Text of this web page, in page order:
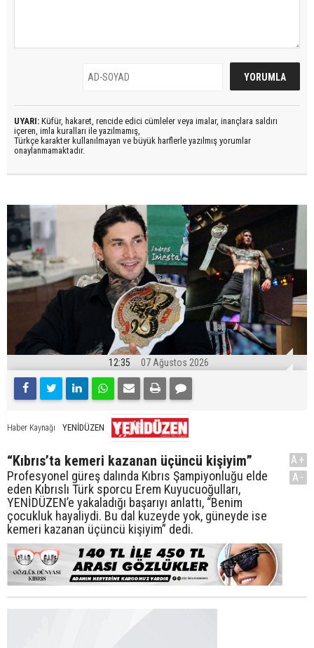
UYARI: Küfür, hakaret, rencide edici cümleler veya imalar, inançlara saldırı
içeren, imla kuralları ile yazılmamış,
Türkçe karakter kullanılmayan ve büyük harflerle yazılmış yorumlar
onaylanmamaktadır.
12:35 07 Ağustos 2026
Haber Kaynağı YENİDÜZEN
“Kıbrıs’ta kemeri kazanan üçüncü kişiyim”
Profesyonel güreş dalında Kıbrıs Şampiyonluğu elde
eden Kıbrıslı Türk sporcu Erem Kuyucuoğulları,
YENİDÜZEN’e yakaladığı başarıyı anlattı, “Benim
çocukluk hayaliydi. Bu dal kuzeyde yok, güneyde ise
kemeri kazanan üçüncü kişiyim” dedi.
A+
A-